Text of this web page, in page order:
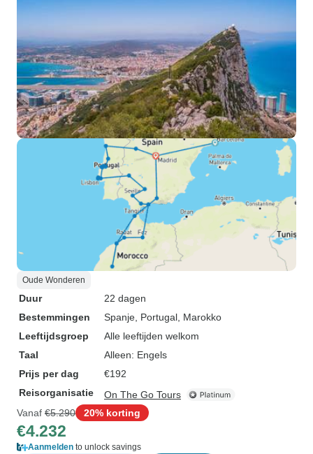
Oude Wonderen
Duur
22 dagen
Bestemmingen
Spanje , Portugal , Marokko
Leeftijdsgroep
Alle leeftijden welkom
Taal
Alleen: Engels
Prijs per dag
€192
Reisorganisatie
On The Go Tours
Vanaf €5.290 20% korting
€4.232
Aanmelden to unlock savings